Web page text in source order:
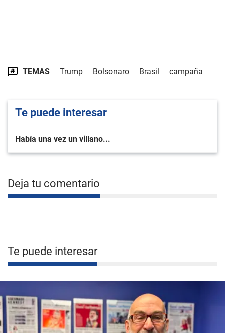
TEMAS Trump Bolsonaro Brasil campaña
Te puede interesar
Había una vez un villano...
Deja tu comentario
Te puede interesar